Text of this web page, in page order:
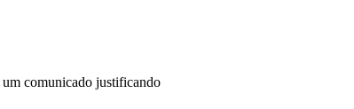
comunicado justificando